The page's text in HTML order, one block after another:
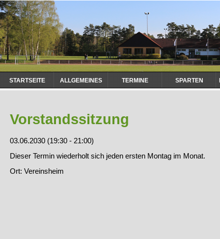
Navigation
überspringen
STARTSEITE ALLGEMEINES TERMINE SPARTEN
Vorstandssitzung
03.06.2030 (19:30 - 21:00)
Dieser Termin wiederholt sich jeden ersten Montag im Monat.
Ort: Vereinsheim